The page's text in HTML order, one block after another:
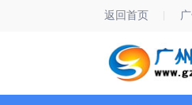
返回首页